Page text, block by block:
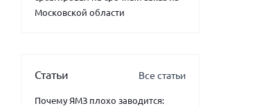
Московской области
Статьи Все статьи
Почему ЯМЗ плохо заводится: